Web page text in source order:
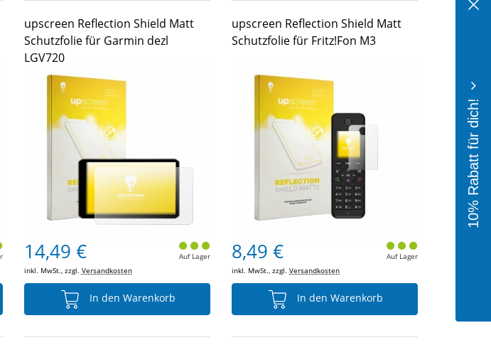
upscreen Reflection Shield Matt
Schutzfolie für Garmin dezl
LGV720
14,49 €
inkl. MwSt., zzgl. Versandkosten
Auf Lager
In den Warenkorb
upscreen Reflection Shield Matt
Schutzfolie für Fritz!Fon M3
8,49 €
inkl. MwSt., zzgl.Versandkosten
Auf Lager
In den Warenkorb
10% Rabatt für dich!